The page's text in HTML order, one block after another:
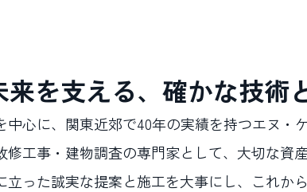
来を支える、確かな技術
中心に、関東近郊で40年の実績を持つエヌ・ケ
修工事・建物調査の専門家として、大切な資
立った誠実な提案と施工を大事にし、これか